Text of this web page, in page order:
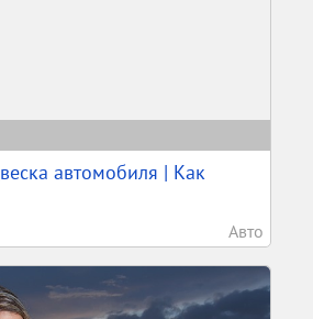
автомобиля | Как
Авто